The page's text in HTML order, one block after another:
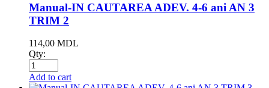
Manual-IN CAUTAREA ADEV. 4-6 ani AN 3
TRIM 2
114,00 MDL
Qty:
Add to cart